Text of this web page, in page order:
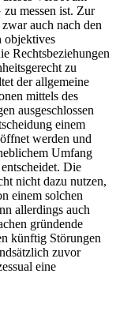
messen ist. Zur
auch nach den
objektives
Rechtsbeziehungen
zu
der allgemeine
mittels des
ausgeschlossen
einem
werden und
Umfang
Die
nicht dazu nutzen,
einem solchen
allerdings auch
gründende
künftig Störungen
zuvor
eine